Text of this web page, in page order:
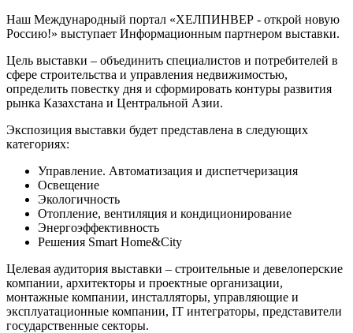
Наш Международный портал «ХЕЛПИНВЕР - открой новую
Россию!» выступает Информационным партнером выставки.
Цель выставки – объединить специалистов и потребителей в
сфере строительства и управления недвижимостью,
определить повестку дня и сформировать контуры развития
рынка Казахстана и Центральной Азии.
Экспозиция выставки будет представлена в следующих
категориях:
Управление. Автоматизация и диспетчеризация
Освещение
Экологичность
Отопление, вентиляция и кондиционирование
Энергоэффективность
Решения Smart Home&City
Целевая аудитория выставки – строительные и девелоперские
компании, архитекторы и проектные организации,
монтажные компании, инсталляторы, управляющие и
эксплуатационные компании, IT интеграторы, представители
государственные секторы.